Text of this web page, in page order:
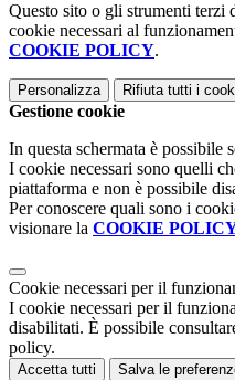
Questo sito o gli strumenti terzi
cookie necessari al
COOKIE POLICY.
Personalizza Rifiuta tutti i
Gestione cookie
In questa schermata è possibile
I cookie necessari sono quelli
piattaforma e non è possibile
Per conoscere quali sono i
visionare la COOKIE
Cookie necessari per il
I cookie necessari per il
disabilitati. È possibile
policy.
Accetta tutti Salva le